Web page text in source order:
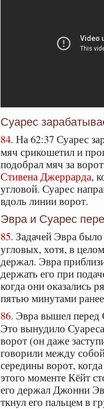
Суарес
84. На 62:37 Суарес
мяч срикошетил и
подобрал мяч за
Стивена Джеррарда,
угловой. Суарес
вдоль линии ворот.
Эвра и Суарес
85. Задачей Эвра
угловых, хотя, в
держал. Эвра
держать его при
когда они оказались
пятью минутами
86. Эвра вышел перед
Это вынудило
ворот (он даже
говорили между
середины ворот,
этого моменте Кёйт
его держал Джонни
ткнул его пальцем в